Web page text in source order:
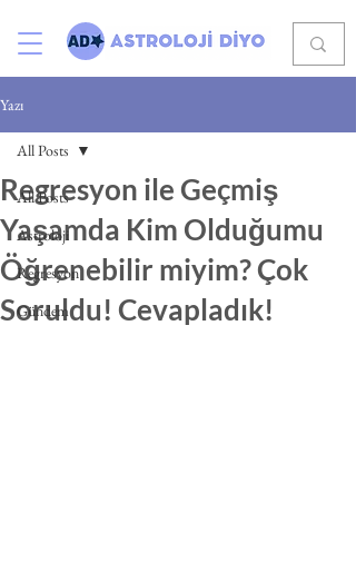
Yazı
All Posts
Astroloji
Regresyon
Gündem
All Posts
Regresyon ile Geçmiş
Yaşamda Kim Olduğumu
Öğrenebilir miyim? Çok
Soruldu! Cevapladık!